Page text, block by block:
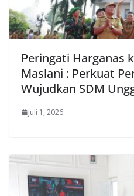
Peringati Harganas
Maslani : Perkuat
Wujudkan SDM
Juli 1, 2026